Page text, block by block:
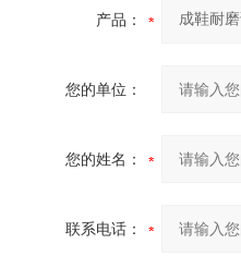
产品：
您的单位：
您的姓名：
联系电话：